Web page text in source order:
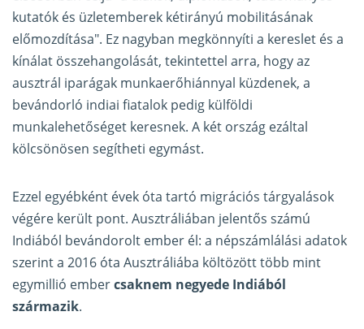
kutatók és üzletemberek kétirányú mobilitásának
előmozdítása". Ez nagyban megkönnyíti a kereslet és a
kínálat összehangolását, tekintettel arra, hogy az
ausztrál iparágak munkaerőhiánnyal küzdenek, a
bevándorló indiai fiatalok pedig külföldi
munkalehetőséget keresnek. A két ország ezáltal
kölcsönösen segítheti egymást.
Ezzel egyébként évek óta tartó migrációs tárgyalások
végére került pont. Ausztráliában jelentős számú
Indiából bevándorolt ember él: a népszámlálási adatok
szerint a 2016 óta Ausztráliába költözött több mint
egymillió embercsaknem negyede Indiából
származik.